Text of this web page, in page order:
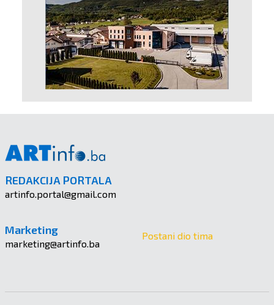
REDAKCIJA PORTALA
artinfo.portal@gmail.com
Marketing
marketing@artinfo.ba
Postani dio tima